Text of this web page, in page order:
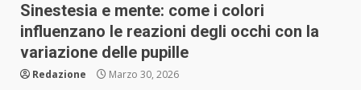
Sinestesia e mente: come i colori
influenzano le reazioni degli occhi con la
variazione delle pupille
Redazione Marzo 30, 2026